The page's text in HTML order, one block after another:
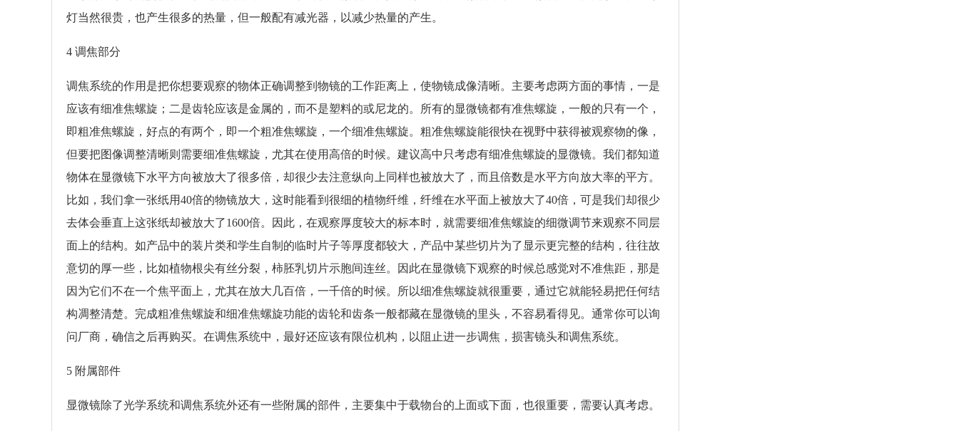
灯当然很贵，也产生很多的热量，但一般配有减光器，以减少热量的产生。
4 调焦部分
调焦系统的作用是把你想要观察的物体正确调整到物镜的工作距离上，使物镜成像清晰。主要考虑两方面的事情，一是
应该有细准焦螺旋；二是齿轮应该是金属的，而不是塑料的或尼龙的。所有的显微镜都有准焦螺旋，一般的只有一个，
即粗准焦螺旋，好点的有两个，即一个粗准焦螺旋，一个细准焦螺旋。粗准焦螺旋能很快在视野中获得被观察物的像，
但要把图像调整清晰则需要细准焦螺旋，尤其在使用高倍的时候。建议高中只考虑有细准焦螺旋的显微镜。我们都知道
物体在显微镜下水平方向被放大了很多倍，却很少去注意纵向上同样也被放大了，而且倍数是水平方向放大率的平方。
比如，我们拿一张纸用40倍的物镜放大，这时能看到很细的植物纤维，纤维在水平面上被放大了40倍，可是我们却很少
去体会垂直上这张纸却被放大了1600倍。因此，在观察厚度较大的标本时，就需要细准焦螺旋的细微调节来观察不同层
面上的结构。如产品中的装片类和学生自制的临时片子等厚度都较大，产品中某些切片为了显示更完整的结构，往往故
意切的厚一些，比如植物根尖有丝分裂，柿胚乳切片示胞间连丝。因此在显微镜下观察的时候总感觉对不准焦距，那是
因为它们不在一个焦平面上，尤其在放大几百倍，一千倍的时候。所以细准焦螺旋就很重要，通过它就能轻易把任何结
构凋整清楚。完成粗准焦螺旋和细准焦螺旋功能的齿轮和齿条一般都藏在显微镜的里头，不容易看得见。通常你可以询
问厂商，确信之后再购买。在调焦系统中，最好还应该有限位机构，以阻止进一步调焦，损害镜头和调焦系统。
5 附属部件
显微镜除了光学系统和调焦系统外还有一些附属的部件，主要集中于载物台的上面或下面，也很重要，需要认真考虑。